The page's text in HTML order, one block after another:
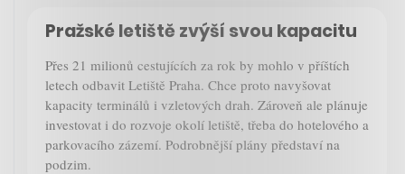
Pražské letiště zvýší svou kapacitu
Přes 21 milionů cestujících za rok by mohlo v příštích
letech odbavit Letiště Praha. Chce proto navyšovat
kapacity terminálů i vzletových drah. Zároveň ale plánuje
investovat i do rozvoje okolí letiště, třeba do hotelového a
parkovacího zázemí. Podrobnější plány představí na
podzim.